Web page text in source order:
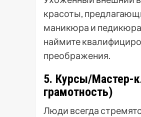
красоты,
маникюра и педикюра
наймите
преображения.
5. Курсы/Мастер-
грамотность)
Люди всегда